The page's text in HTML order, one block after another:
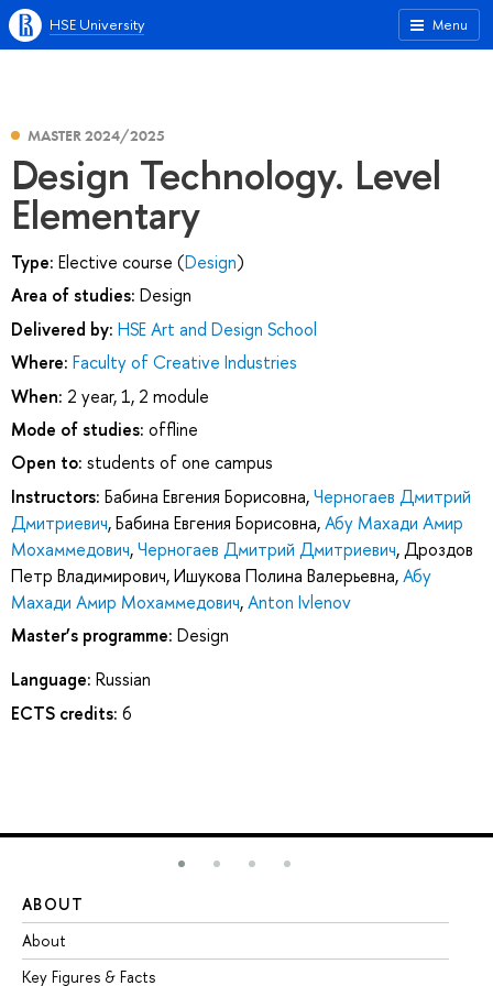
Menu
HSE University
MASTER 2024/2025
Design Technology. Level
Elementary
Type: Elective course (Design)
Area of studies: Design
Delivered by: HSE Art and Design School
Where: Faculty of Creative Industries
When: 2 year, 1, 2 module
Mode of studies: offline
Open to: students of one campus
Instructors: Бабина Евгения Борисовна,Черногаев Дмитрий
Дмитриевич,Бабина Евгения Борисовна,Абу Махади Амир
Мохаммедович,Черногаев Дмитрий Дмитриевич,Дроздов
Петр Владимирович,Ишукова Полина Валерьевна,Абу
Махади Амир Мохаммедович,Anton Ivlenov
Master’s programme: Design
Language: Russian
ECTS credits: 6
ABOUT
About
Key Figures & Facts